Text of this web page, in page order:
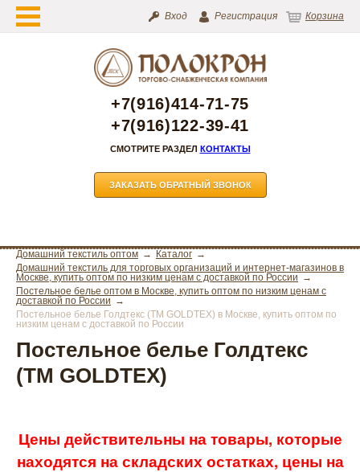
Вход Регистрация Корзина
+7(916)414-71-75
+7(916)122-39-41
СМОТРИТЕ РАЗДЕЛ КОНТАКТЫ
ЗАКАЗАТЬ ОБРАТНЫЙ ЗВОНОК
Домашний текстиль оптом
Каталог
Домашний текстиль для торговых организаций и интернет-магазинов в
Москве, купить оптом по низким ценам с доставкой по России
Постельное белье оптом в Москве, купить оптом по низким ценам с
доставкой по России
Постельное белье Голдтекс (ТМ GOLDTEX) в Москве, купить оптом по
низким ценам с доставкой по России
Постельное белье Голдтекс
(ТМ GOLDTEX)
Цены действительны на товары, которые
находятся на складских остатках, цены на